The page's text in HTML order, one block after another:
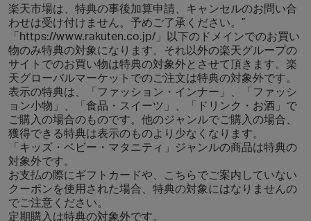
楽天市場は、特典の事後加算申請、キャンセルのお問い合
わせは受け付けません。予めご了承ください。”
「https://www.rakuten.co.jp/」以下のドメインでのお買い
物のみ特典の対象になります。それ以外の楽天グループの
サイトでのお買い物は特典の対象外とさせて頂きます。楽
天グローバルマーケットでのご注文は特典の対象外です。
表示の特典は、「ファッション・インナー」、「ファッシ
ョン小物」、「食品・スイーツ」、「ドリンク・お酒」で
ご購入の場合のものです。他のジャンルでご購入の場合、
獲得できる特典は表示のものより少なくなります。
「キッズ・ベビー・マタニティ」ジャンルの商品は特典の
対象外です。
お支払の際にギフトカードや、こちらでご案内していない
クーポンを使用された場合、特典の対象にはなりませんの
でご注意ください。
定期購入は特典の対象外です。